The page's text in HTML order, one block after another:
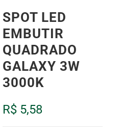
SPOT LED
EMBUTIR
QUADRADO
GALAXY 3W
3000K
R$5,58